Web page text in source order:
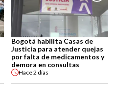
Bogotá habilita Casas de
Justicia para atender quejas
por falta de medicamentos y
demora en consultas
Hace2 días